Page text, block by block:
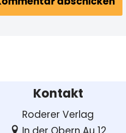
Kontakt
Roderer Verlag